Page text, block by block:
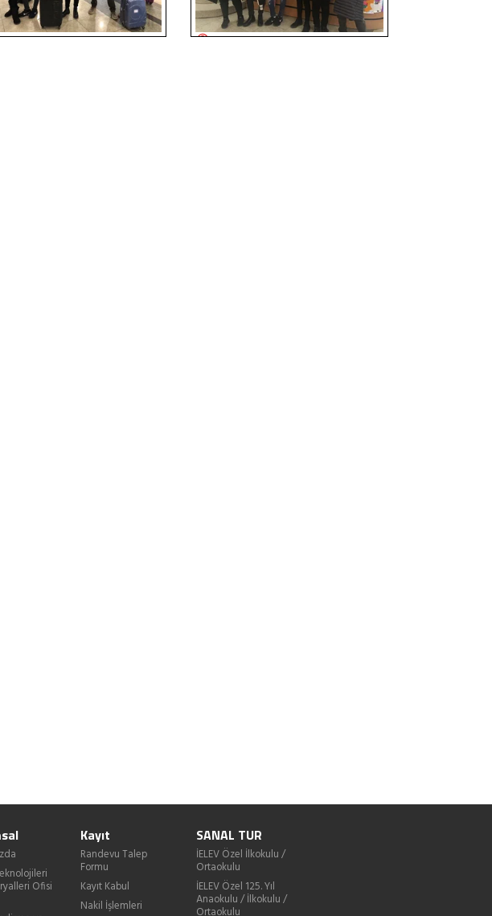
Ofisi
Kayıt
Randevu Talep
Formu
Kayıt Kabul
Nakil İşlemleri
SANAL TUR
İELEV Özel İlkokulu /
Ortaokulu
İELEV Özel 125. Yıl
Anaokulu / İlkokulu /
Ortaokulu